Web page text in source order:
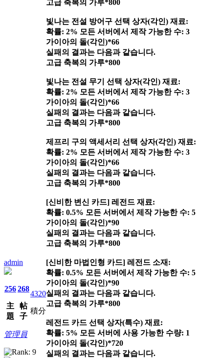
admin
256
主
題
268
帖
子
4320
積分
管理員
고급 축복의 가루*800
빛나는 전설 방어구 선택 상자(각인) 재료:
확률: 2% 모든 서버에서 제작 가능한 수: 3
가이아의 돌(각인)*66
실패의 결과는 다음과 같습니다.
고급 축복의 가루*800
빛나는 전설 무기 선택 상자(각인) 재료:
확률: 2% 모든 서버에서 제작 가능한 수: 3
가이아의 돌(각인)*66
실패의 결과는 다음과 같습니다.
고급 축복의 가루*800
제프리 구의 액세서리 선택 상자(각인) 재료:
확률: 2% 모든 서버에서 제작 가능한 수: 3
가이아의 돌(각인)*66
실패의 결과는 다음과 같습니다.
고급 축복의 가루*800
[신비한 변신 카드] 레전드 재료:
확률: 0.5% 모든 서버에서 제작 가능한 수: 5
가이아의 돌(각인)*90
실패의 결과는 다음과 같습니다.
고급 축복의 가루*800
[신비한 마법인형 카드] 레전드 소재:
확률: 0.5% 모든 서버에서 제작 가능한 수: 5
가이아의 돌(각인)*90
실패의 결과는 다음과 같습니다.
고급 축복의 가루*800
레전드 카드 선택 상자(특수) 재료:
확률: 5% 모든 서버에 사용 가능한 수량: 1
가이아의 돌(각인)*720
실패의 결과는 다음과 같습니다.